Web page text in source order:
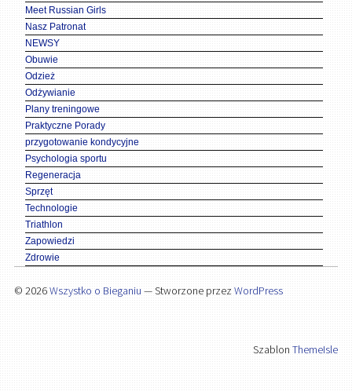
Meet Russian Girls
Nasz Patronat
NEWSY
Obuwie
Odzież
Odżywianie
Plany treningowe
Praktyczne Porady
przygotowanie kondycyjne
Psychologia sportu
Regeneracja
Sprzęt
Technologie
Triathlon
Zapowiedzi
Zdrowie
© 2026Wszystko o Bieganiu — Stworzone przez WordPress
SzablonThemeIsle